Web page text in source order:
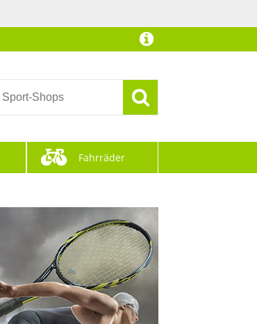
Fahrräder